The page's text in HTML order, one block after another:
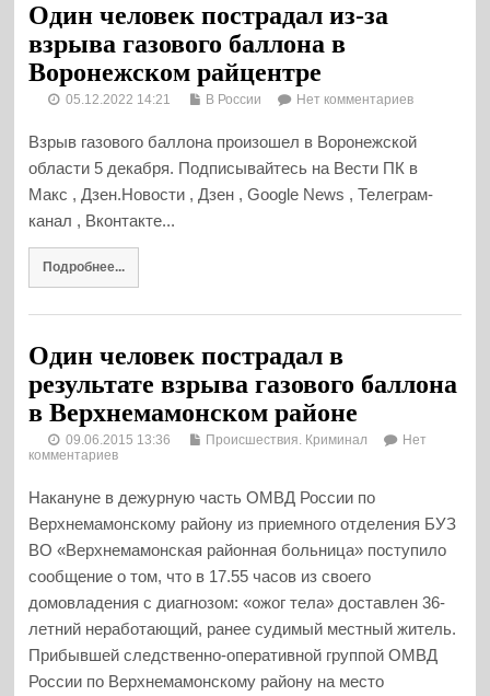
Один человек пострадал из-за
взрыва газового баллона в
Воронежском райцентре
05.12.2022 14:21 В России Нет комментариев
Взрыв газового баллона произошел в Воронежской
области 5 декабря. Подписывайтесь на Вести ПК в
Макс , Дзен.Новости , Дзен , Google News , Телеграм-
канал , Вконтакте...
Подробнее...
Один человек пострадал в
результате взрыва газового баллона
в Верхнемамонском районе
09.06.2015 13:36 Происшествия. Криминал
Нет
комментариев
Накануне в дежурную часть ОМВД России по
Верхнемамонскому району из приемного отделения БУЗ
ВО «Верхнемамонская районная больница» поступило
сообщение о том, что в 17.55 часов из своего
домовладения с диагнозом: «ожог тела» доставлен 36-
летний неработающий, ранее судимый местный житель.
Прибывшей следственно-оперативной группой ОМВД
России по Верхнемамонскому району на место